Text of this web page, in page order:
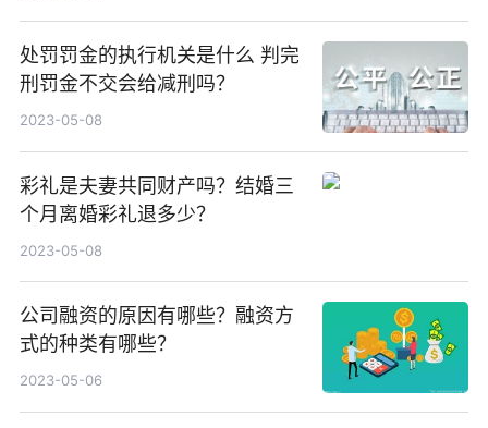
处罚罚金的执行机关是什么 判完
刑罚金不交会给减刑吗？
2023-05-08
彩礼是夫妻共同财产吗？结婚三
个月离婚彩礼退多少？
2023-05-08
公司融资的原因有哪些？融资方
式的种类有哪些？
2023-05-06